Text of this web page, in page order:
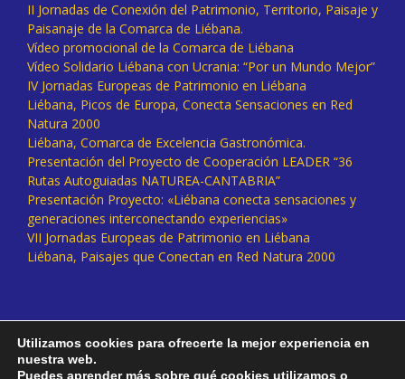
II Jornadas de Conexión del Patrimonio, Territorio, Paisaje y
Paisanaje de la Comarca de Liébana.
Vídeo promocional de la Comarca de Liébana
Vídeo Solidario Liébana con Ucrania: “Por un Mundo Mejor”
IV Jornadas Europeas de Patrimonio en Liébana
Liébana, Picos de Europa, Conecta Sensaciones en Red
Natura 2000
Liébana, Comarca de Excelencia Gastronómica.
Presentación del Proyecto de Cooperación LEADER “36
Rutas Autoguiadas NATUREA-CANTABRIA”
Presentación Proyecto: «Liébana conecta sensaciones y
generaciones interconectando experiencias»
VII Jornadas Europeas de Patrimonio en Liébana
Liébana, Paisajes que Conectan en Red Natura 2000
Utilizamos cookies para ofrecerte la mejor experiencia en
nuestra web.
Puedes aprender más sobre qué cookies utilizamos o